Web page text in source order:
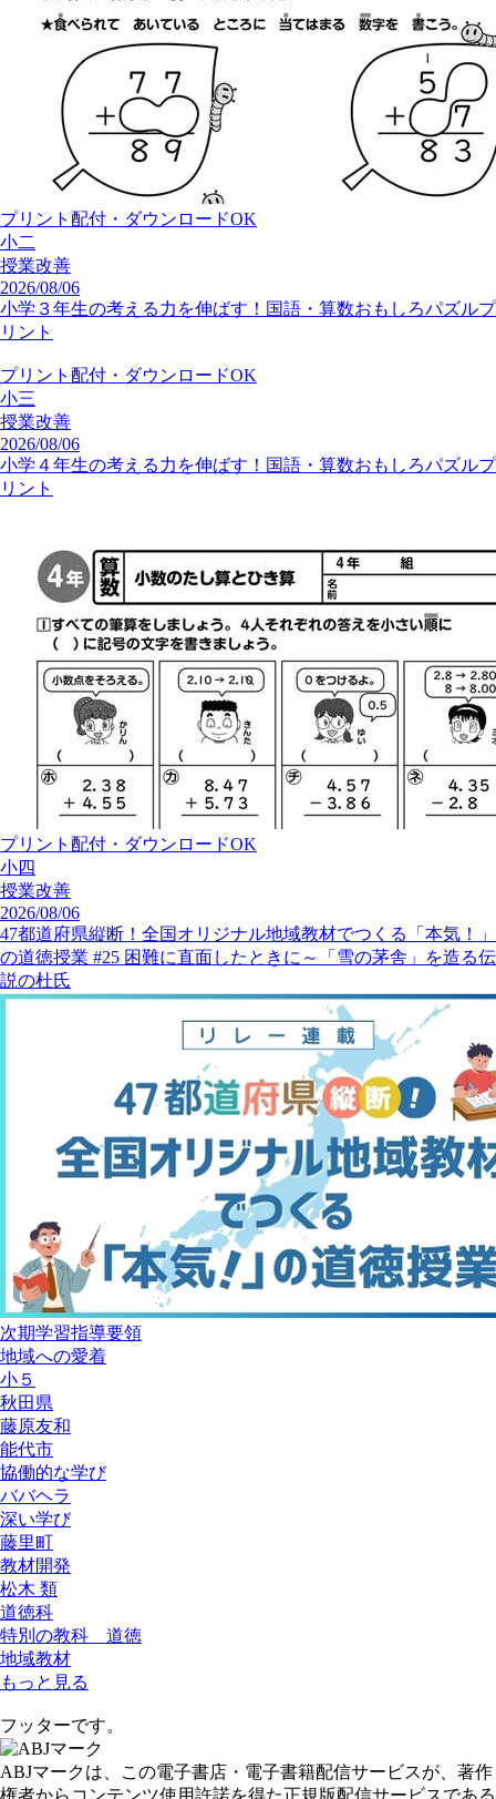
プリント配付・ダウンロードOK
小二
授業改善
2026/08/06
小学３年生の考える力を伸ばす！国語・算数おもしろパズルプ
リント
プリント配付・ダウンロードOK
2026/08/06
小学４年生の考える力を伸ばす！国語・算数おもしろパズルプ
プリント配付・ダウンロードOK
2026/08/06
47都道府県縦断！全国オリジナル地域教材でつくる「本気！」
の道徳授業 #25 困難に直面したときに～「雪の茅舎」を造る伝
説の杜氏
次期学習指導要領
地域への愛着
小５
秋田県
藤原友和
能代市
協働的な学び